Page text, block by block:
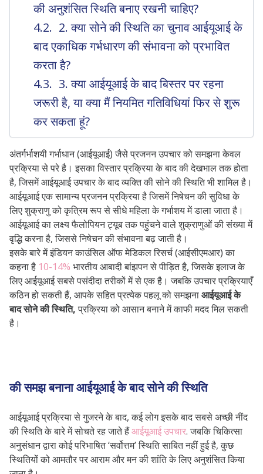
की अनुशंसित स्थिति बनाए रखनी चाहिए?
2. क्या सोने की स्थिति का चुनाव आईयूआई के
बाद एकाधिक गर्भधारण की संभावना को प्रभावित
करता है?
3. क्या आईयूआई के बाद बिस्तर पर रहना
जरूरी है, या क्या मैं नियमित गतिविधियां फिर से शुरू
कर सकता हूं?
अंतर्गर्भाशयी गर्भाधान (आईयूआई) जैसे प्रजनन उपचार को समझना केवल
प्रक्रिया से परे है। इसका विस्तार प्रक्रिया के बाद की देखभाल तक होता
है, जिसमें आईयूआई उपचार के बाद व्यक्ति की सोने की स्थिति भी शामिल है।
आईयूआई एक सामान्य प्रजनन प्रक्रिया है जिसमें निषेचन की सुविधा के
लिए शुक्राणु को कृत्रिम रूप से सीधे महिला के गर्भाशय में डाला जाता है।
आईयूआई का लक्ष्य फैलोपियन ट्यूब तक पहुंचने वाले शुक्राणुओं की संख्या में
वृद्धि करना है, जिससे निषेचन की संभावना बढ़ जाती है।
इसके बारे में इंडियन काउंसिल ऑफ मेडिकल रिसर्च (आईसीएमआर) का
कहना है 10-14% भारतीय आबादी बांझपन से पीड़ित है, जिसके इलाज के
लिए आईयूआई सबसे पसंदीदा तरीकों में से एक है। जबकि उपचार प्रक्रियाएँ
कठिन हो सकती हैं, आपके सहित प्रत्येक पहलू को समझनाआईयूआई के
बाद सोने की स्थिति,प्रक्रिया को आसान बनाने में काफी मदद मिल सकती
है।
की समझ बनानाआईयूआई के बाद सोने की स्थिति
आईयूआई प्रक्रिया से गुजरने के बाद, कई लोग इसके बाद सबसे अच्छी नींद
की स्थिति के बारे में सोचते रह जाते हैंआईयूआई उपचार. जबकि चिकित्सा
अनुसंधान द्वारा कोई परिभाषित ‘सर्वोत्तम’ स्थिति साबित नहीं हुई है, कुछ
स्थितियों को आमतौर पर आराम और मन की शांति के लिए अनुशंसित किया